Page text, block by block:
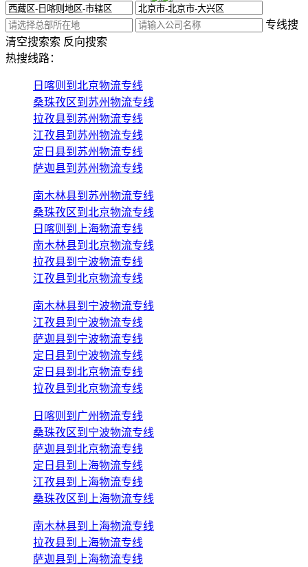
专线搜
索 反向搜索
清空搜索
热搜线路：
日喀则到北京物流专线
桑珠孜区到苏州物流专线
拉孜县到苏州物流专线
江孜县到苏州物流专线
定日县到苏州物流专线
萨迦县到苏州物流专线
南木林县到苏州物流专线
桑珠孜区到北京物流专线
日喀则到上海物流专线
南木林县到北京物流专线
拉孜县到宁波物流专线
江孜县到北京物流专线
南木林县到宁波物流专线
江孜县到宁波物流专线
萨迦县到宁波物流专线
定日县到宁波物流专线
定日县到北京物流专线
拉孜县到北京物流专线
日喀则到广州物流专线
桑珠孜区到宁波物流专线
萨迦县到北京物流专线
定日县到上海物流专线
江孜县到上海物流专线
桑珠孜区到上海物流专线
南木林县到上海物流专线
拉孜县到上海物流专线
萨迦县到上海物流专线